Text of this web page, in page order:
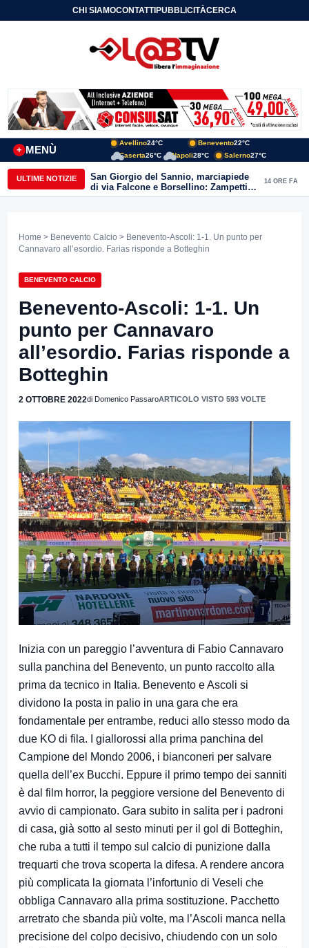
CHI SIAMOCONTATTIPUBBLICITÀCERCA
MENÙ
+
Avellino24°C Benevento22°C
Caserta26°C Napoli28°C Salerno27°C
ULTIME NOTIZIE
San Giorgio del Sannio, marciapiede
di via Falcone e Borsellino: Zampetti e
Lombardi replicano alle polemiche
14 ORE FA
Home > Benevento Calcio > Benevento-Ascoli: 1-1. Un punto per
Cannavaro all’esordio. Farias risponde a Botteghin
BENEVENTO CALCIO
Benevento-Ascoli: 1-1. Un
punto per Cannavaro
all’esordio. Farias risponde a
Botteghin
2 OTTOBRE 2022di Domenico PassaroARTICOLO VISTO 593 VOLTE
Inizia con un pareggio l’avventura di Fabio Cannavaro
sulla panchina del Benevento, un punto raccolto alla
prima da tecnico in Italia. Benevento e Ascoli si
dividono la posta in palio in una gara che era
fondamentale per entrambe, reduci allo stesso modo da
due KO di fila. I giallorossi alla prima panchina del
Campione del Mondo 2006, i bianconeri per salvare
quella dell’ex Bucchi. Eppure il primo tempo dei sanniti
è dal film horror, la peggiore versione del Benevento di
avvio di campionato. Gara subito in salita per i padroni
di casa, già sotto al sesto minuti per il gol di Botteghin,
che ruba a tutti il tempo sul calcio di punizione dalla
trequarti che trova scoperta la difesa. A rendere ancora
più complicata la giornata l’infortunio di Veseli che
obbliga Cannavaro alla prima sostituzione. Pacchetto
arretrato che sbanda più volte, ma l’Ascoli manca nella
precisione del colpo decisivo, chiudendo con un solo